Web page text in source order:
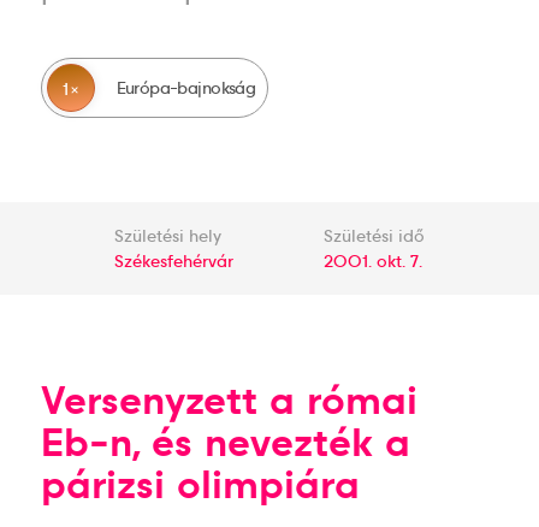
1 Európa-bajnokság
Születési hely
Székesfehérvár
Születési idő
2001. okt. 7.
Versenyzett a római
Eb-n, és nevezték a
párizsi olimpiára